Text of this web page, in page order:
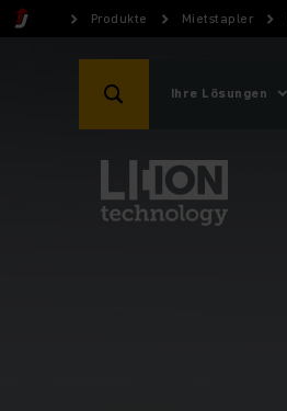
Produkte Mietstapler
Ihre Lösungen